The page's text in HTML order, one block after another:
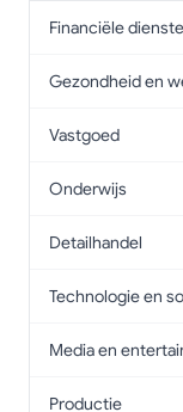
Financiële
Gezondheid en
Vastgoed
Onderwijs
Detailhandel
Technologie en
Media en
Productie